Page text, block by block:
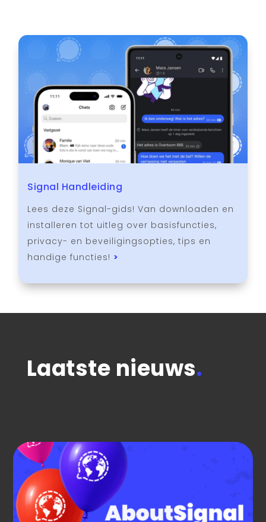
Signal Handleiding
Lees deze Signal-gids! Van downloaden en
installeren tot uitleg over basisfuncties,
privacy- en beveiligingsopties, tips en
handige functies! >
Laatste nieuws.